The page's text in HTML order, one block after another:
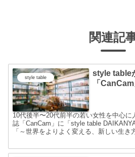
関連記
style table
style table
「
10代後半〜20代前半の若い女性を中心
誌「CanCam」に「style table
「～世界をよりよく変える、新しい生き